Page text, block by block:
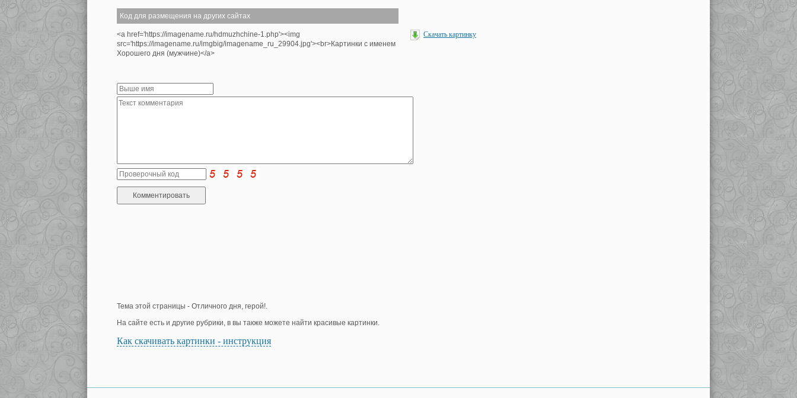
Код для размещения на других сайтах
<a href='https://imagename.ru/hdmuzhchine-1.php'><img
src='https://imagename.ru/imgbig/imagename_ru_29904.jpg'><br>Картинки с именем
Хорошего дня (мужчине)</a>
Скачать картинку
Тема этой страницы - Отличного дня, герой!.
На сайте есть и другие рубрики, в вы также можете найти красивые картинки.
Как скачивать картинки - инструкция